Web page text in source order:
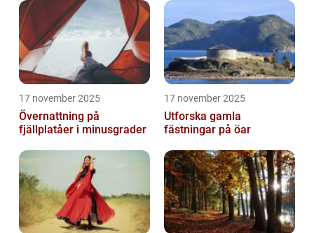
17 november 2025
Övernattning på
fjällplatåer i minusgrader
17 november 2025
Utforska gamla
fästningar på öar